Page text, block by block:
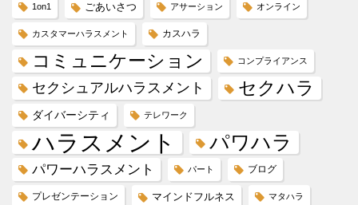
1on1 ごあいさつ アサーション オンライン
カスタマーハラスメント カスハラ
コミュニケーション コンプライアンス
セクシュアルハラスメント セクハラ
ダイバーシティ テレワーク
ハラスメント パワハラ
パワーハラスメント パート ブログ
プレゼンテーション マインドフルネス マタハラ